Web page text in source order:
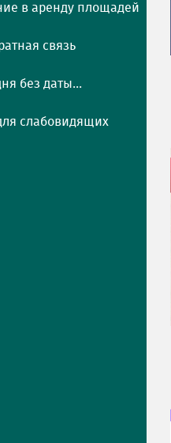
в аренду площадей
связь
без даты...
слабовидящих